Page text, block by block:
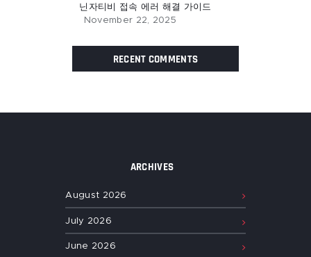
닌자티비 접속 에러 해결 가이드
November 22, 2025
RECENT COMMENTS
ARCHIVES
August 2026
July 2026
June 2026